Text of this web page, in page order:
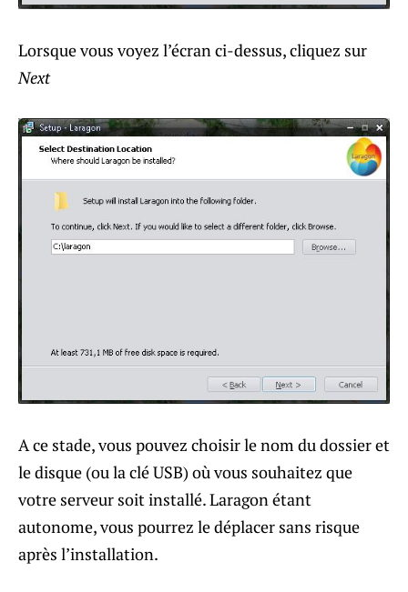
Lorsque vous voyez l’écran ci-dessus, cliquez sur
Next
A ce stade, vous pouvez choisir le nom du dossier et
le disque (ou la clé USB) où vous souhaitez que
votre serveur soit installé. Laragon étant
autonome, vous pourrez le déplacer sans risque
après l’installation.